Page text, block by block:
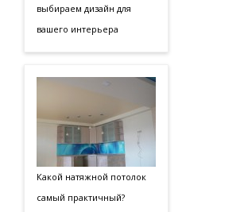
выбираем дизайн для
вашего интерьера
Какой натяжной потолок
самый практичный?